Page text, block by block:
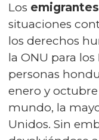
Los emigrantes
situaciones
los derechos
la ONU para los
personas
enero y
mundo, la
Unidos. Sin